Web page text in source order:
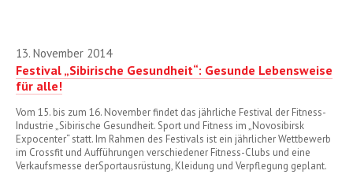
13. November 2014
Festival „Sibirische Gesundheit“: Gesunde Lebensweise
für alle!
Vom 15. bis zum 16. November findet das jährliche Festival der Fitness-
Industrie „Sibirische Gesundheit. Sport und Fitness im „Novosibirsk
Expocenter“ statt. Im Rahmen des Festivals ist ein jährlicher Wettbewerb
im Crossfit und Aufführungen verschiedener Fitness-Clubs und eine
Verkaufsmesse derSportausrüstung, Kleidung und Verpflegung geplant.